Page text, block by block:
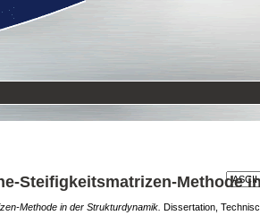
Steifigkeitsmatrizen-Methode
Methode in der Strukturdynamik. Dissertation,